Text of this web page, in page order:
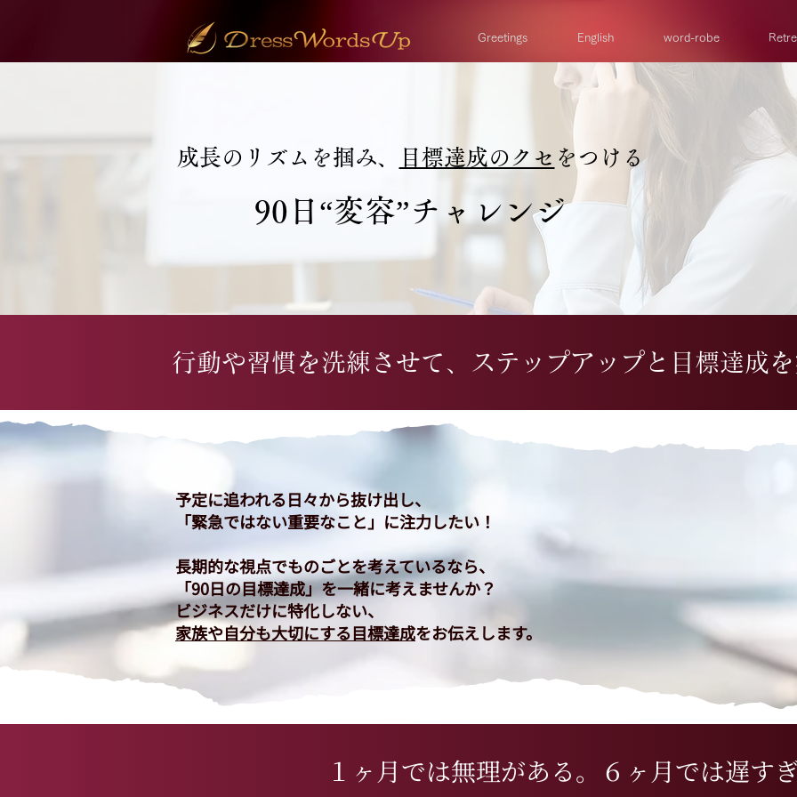
Greetings English word-robe
成長のリズムを掴み、 目標達成のクセ をつける
90日“変容”チャレンジ
行動や習慣を洗練させて、ステップアップと目標達成
予定に追われる日々から抜け出し、
「緊急ではない重要なこと」に注力したい！
​長期的な視点でものごとを考えているなら、
「90日の目標達成」を一緒に考えませんか？
ビジネスだけに特化しない、
家族や自分も大切にする目標達成をお伝えします。​
１ヶ月では無理がある。６ヶ月では遅す